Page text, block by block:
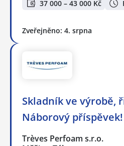
37 000 – 43 000 Kč
Zveřejněno: 4. srpna
Skladník ve výrobě,
Náborový příspěvek!
Trèves Perfoam s.r.o.